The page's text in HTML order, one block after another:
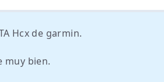
Hcx de garmin.
muy bien.